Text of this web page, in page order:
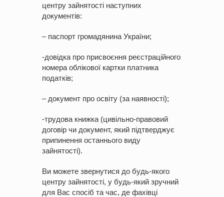
центру зайнятості наступних
документів:
– паспорт громадянина України;
-довідка про присвоєння реєстраційного
номера облікової картки платника
податків;
– документ про освіту (за наявності);
-трудова книжка (цивільно-правовий
договір чи документ, який підтверджує
припинення останнього виду
зайнятості).
Ви можете звернутися до будь-якого
центру зайнятості, у будь-який зручний
для Вас спосіб та час, де фахівці